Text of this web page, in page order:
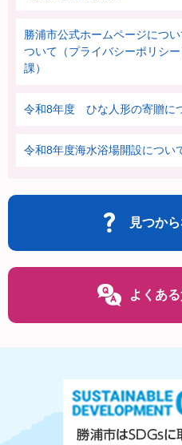
勝浦市公式ホームページにつ
ついて（プライバシーポリシ
課）
令和8年度 ひな人形の寄贈に
令和8年度海水浴場開設につい
見つか
よくあ